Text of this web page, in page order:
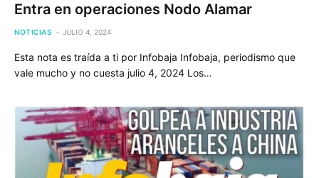
Entra en operaciones Nodo Alamar
NOTICIAS JULIO 4, 2024
Esta nota es traída a ti por Infobaja Infobaja, periodismo que
vale mucho y no cuesta julio 4, 2024 Los…